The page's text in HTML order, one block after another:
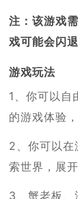
注：该游戏
戏可能会闪
游戏玩法
1、你可以自
的游戏体验
2、你可以在
索世界，展
3、蟹老板、